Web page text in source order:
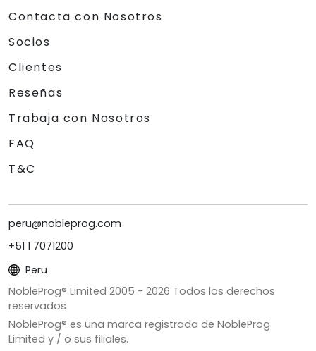
Contacta con Nosotros
Socios
Clientes
Reseñas
Trabaja con Nosotros
FAQ
T&C
peru@nobleprog.com
+51 1 7071200
Peru
NobleProg® Limited 2005 - 2026 Todos los derechos
reservados
NobleProg® es una marca registrada de NobleProg
Limited y / o sus filiales.